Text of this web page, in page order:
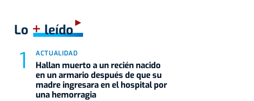
Lo +leído
ACTUALIDAD
Hallan muerto a un recién nacido
en un armario después de que su
madre ingresara en el hospital por
una hemorragia